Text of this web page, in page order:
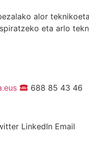
alor
eta arlo
688 85 43 46
LinkedIn Email